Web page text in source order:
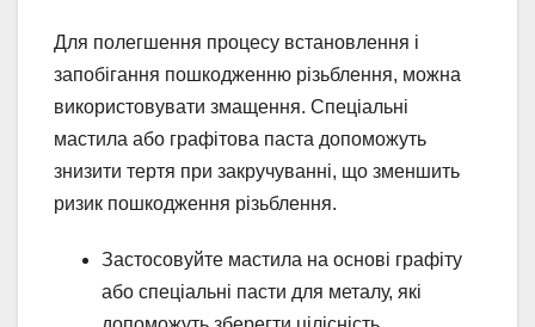
Для полегшення процесу встановлення і
запобігання пошкодженню різьблення, можна
використовувати змащення. Спеціальні
мастила або графітова паста допоможуть
знизити тертя при закручуванні, що зменшить
ризик пошкодження різьблення.
Застосовуйте мастила на основі графіту
або спеціальні пасти для металу, які